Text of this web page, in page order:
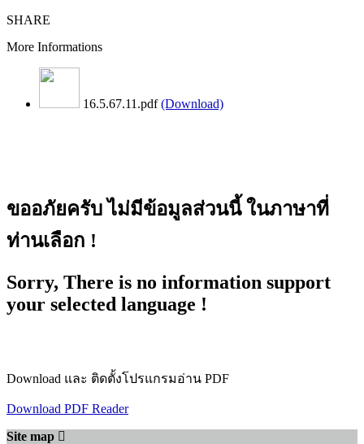
SHARE
More Informations
16.5.67.11.pdf (Download)
ขออภัยครับ ไม่มีข้อมูลส่วนนี้ ในภาษาที่
ท่านเลือก !
Sorry, There is no information support
your selected language !
Download และ ติดตั้งโปรแกรมอ่าน PDF
Download PDF Reader
Site map